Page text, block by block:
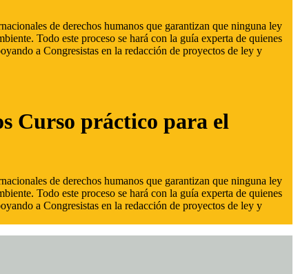
de derechos humanos que garantizan que ninguna ley
Todo este proceso se hará con la guía experta de quienes
a Congresistas en la redacción de proyectos de ley y
Curso práctico para el
de derechos humanos que garantizan que ninguna ley
Todo este proceso se hará con la guía experta de quienes
a Congresistas en la redacción de proyectos de ley y